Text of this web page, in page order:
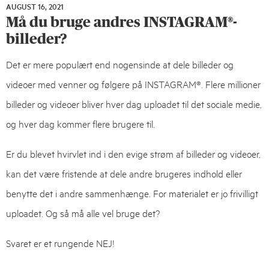
AUGUST 16, 2021
16,
2021
Må du bruge andres INSTAGRAM®-
billeder?
Det er mere populært end nogensinde at dele billeder og
videoer med venner og følgere på INSTAGRAM®. Flere millioner
billeder og videoer bliver hver dag uploadet til det sociale medie,
og hver dag kommer flere brugere til.
Er du blevet hvirvlet ind i den evige strøm af billeder og videoer,
kan det være fristende at dele andre brugeres indhold eller
benytte det i andre sammenhænge. For materialet er jo frivilligt
uploadet. Og så må alle vel bruge det?
Svaret er et rungende NEJ!